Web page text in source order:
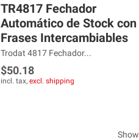
TR4817 Fechador
Automático de Stock con
Frases Intercambiables
Trodat 4817 Fechador...
$50.18
incl. tax, excl. shipping
Show